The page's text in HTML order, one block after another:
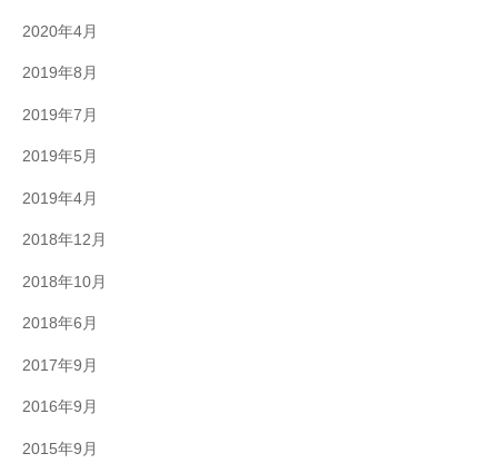
2020年4月
2019年8月
2019年7月
2019年5月
2019年4月
2018年12月
2018年10月
2018年6月
2017年9月
2016年9月
2015年9月